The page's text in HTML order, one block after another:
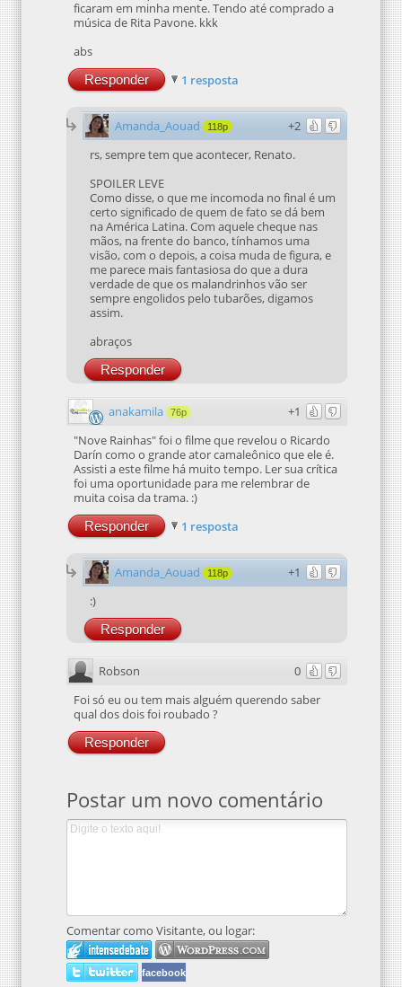
ficaram em minha mente. Tendo até comprado a
música de Rita Pavone. kkk
abs
Responder 1 resposta
+2
Amanda_Aouad 118p
rs, sempre tem que acontecer, Renato.
SPOILER LEVE
Como disse, o que me incomoda no final é um
certo significado de quem de fato se dá bem
na América Latina. Com aquele cheque nas
mãos, na frente do banco, tínhamos uma
visão, com o depois, a coisa muda de figura, e
me parece mais fantasiosa do que a dura
verdade de que os malandrinhos vão ser
sempre engolidos pelo tubarões, digamos
assim.
abraços
Responder
+1
anakamila 76p
"Nove Rainhas" foi o filme que revelou o Ricardo
Darín como o grande ator camaleônico que ele é.
Assisti a este filme há muito tempo. Ler sua crítica
foi uma oportunidade para me relembrar de
muita coisa da trama. :)
Responder 1 resposta
+1
Amanda_Aouad 118p
:)
Responder
0
Robson
Foi só eu ou tem mais alguém querendo saber
qual dos dois foi roubado ?
Responder
Postar um novo comentário
Comentar como Visitante, ou logar:
facebook